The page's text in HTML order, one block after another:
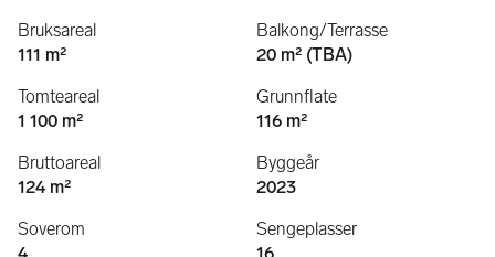
Bruksareal
111 m²
Balkong/Terrasse
20 m² (TBA)
Tomteareal
1 100 m²
Grunnflate
116 m²
Bruttoareal
124 m²
Byggeår
2023
Soverom
4
Sengeplasser
16